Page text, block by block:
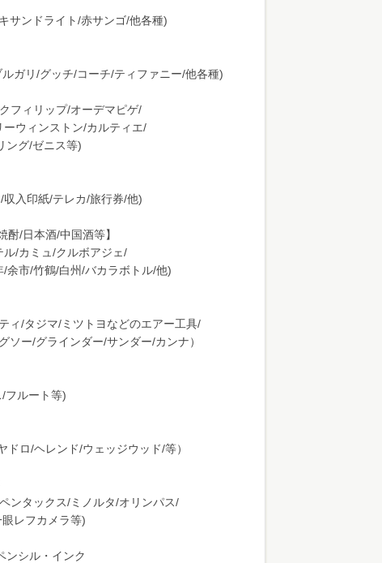
サンドライト/赤サンゴ/他各種)
ガリ/グッチ/コーチ/ティファニー/他各種)
フィリップ/オーデマピゲ/
ウィンストン/カルティエ/
ング/ゼニス等)
入印紙/テレカ/旅行券/他)
/日本酒/中国酒等】
/カミュ/クルボアジェ/
余市/竹鶴/白州/バカラボトル/他)
ィ/タジマ/ミツトヨなどのエアー工具/
ー/グラインダー/サンダー/カンナ）
フルート等)
ドロ/ヘレンド/ウェッジウッド/等）
ンタックス/ミノルタ/オリンパス/
レフカメラ等)
ンシル・インク